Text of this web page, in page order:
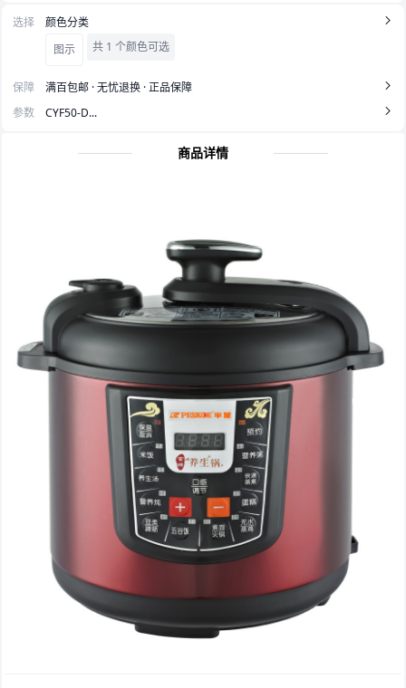
选择
颜色分类
图示
共 1 个颜色可选
保障
满百包邮 · 无忧退换 · 正品保障
参数
CYF50-D...
商品详情